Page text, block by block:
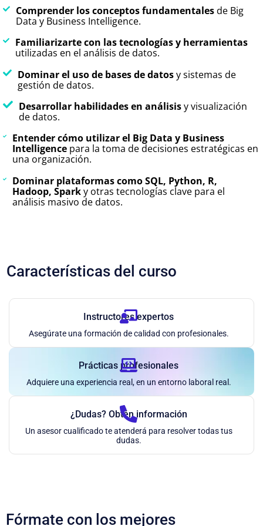
Comprender los conceptos fundamentalesde Big
Data y Business Intelligence.
Familiarizarte con las tecnologías y herramientas
utilizadas en el análisis de datos.
Dominar el uso de bases de datosy sistemas de
gestión de datos.
Desarrollar habilidades en análisisy visualización
de datos.
Entender cómo utilizar el Big Data y Business
Intelligence para la toma de decisiones estratégicas en
una organización.
Dominar plataformas como SQL, Python, R,
Hadoop, Sparky otras tecnologías clave para el
análisis masivo de datos.
Características del curso
Instructores expertos
Asegúrate una formación de calidad con profesionales.
Prácticas profesionales
Adquiere una experiencia real, en un entorno laboral real.
¿Dudas? Obtén información
Un asesor cualificado te atenderá para resolver todas tus
dudas.
Fórmate con los mejores